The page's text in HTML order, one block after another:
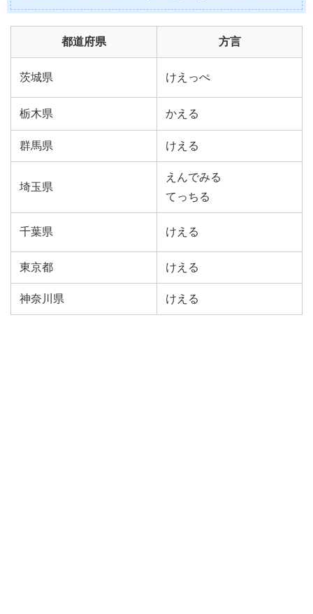
都道府県 方言
茨城県 けえっぺ
栃木県 かえる
群馬県 けえる
埼玉県
えんでみる
てっちる
千葉県 けえる
東京都 けえる
神奈川県 けえる